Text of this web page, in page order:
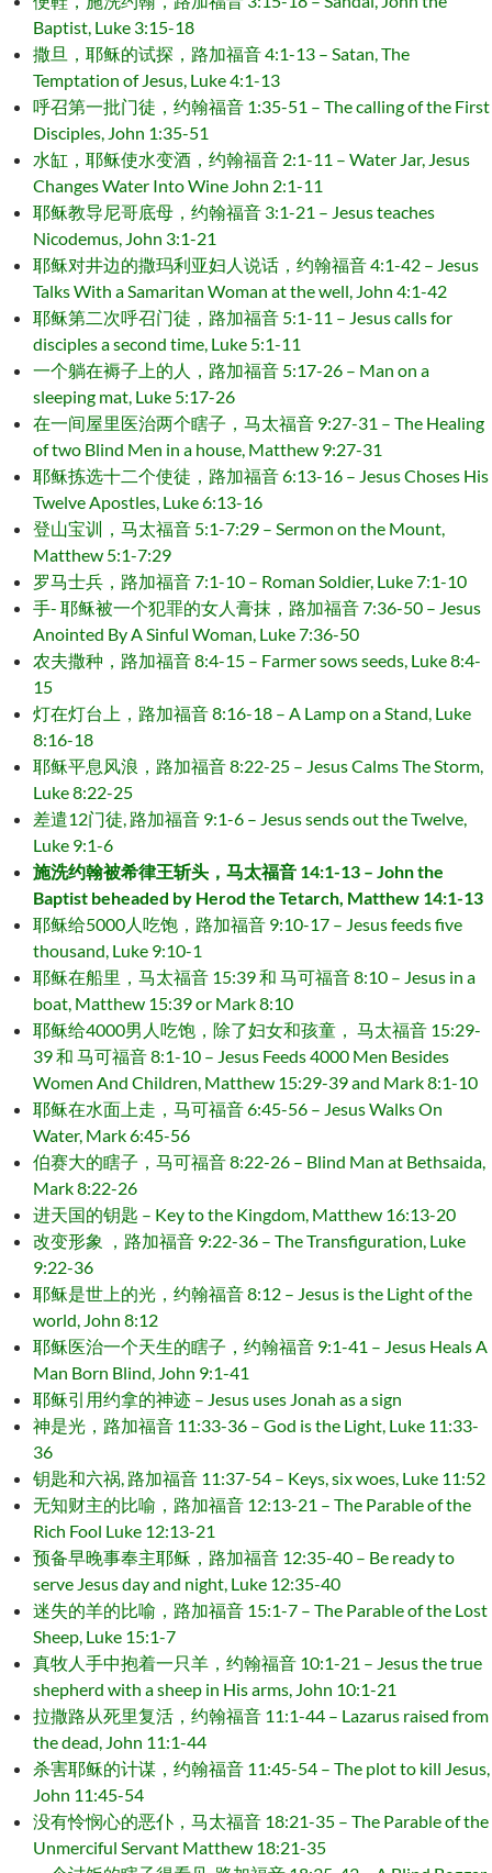
Baptist, Luke 3:15-18
撒旦，耶稣的试探，路加福音 4:1-13 – Satan, The
Temptation of Jesus, Luke 4:1-13
呼召第一批门徒，约翰福音 1:35-51 – The calling of the First
Disciples, John 1:35-51
水缸，耶稣使水变酒，约翰福音 2:1-11 – Water Jar, Jesus
Changes Water Into Wine John 2:1-11
耶稣教导尼哥底母，约翰福音 3:1-21 – Jesus teaches
Nicodemus, John 3:1-21
耶稣对井边的撒玛利亚妇人说话，约翰福音 4:1-42 – Jesus
Talks With a Samaritan Woman at the well, John 4:1-42
耶稣第二次呼召门徒，路加福音 5:1-11 – Jesus calls for
disciples a second time, Luke 5:1-11
一个躺在褥子上的人，路加福音 5:17-26 – Man on a
sleeping mat, Luke 5:17-26
在一间屋里医治两个瞎子，马太福音 9:27-31 – The Healing
of two Blind Men in a house, Matthew 9:27-31
耶稣拣选十二个使徒，路加福音 6:13-16 – Jesus Choses His
Twelve Apostles, Luke 6:13-16
登山宝训，马太福音 5:1-7:29 – Sermon on the Mount,
Matthew 5:1-7:29
罗马士兵，路加福音 7:1-10 – Roman Soldier, Luke 7:1-10
手- 耶稣被一个犯罪的女人膏抹，路加福音 7:36-50 – Jesus
Anointed By A Sinful Woman, Luke 7:36-50
农夫撒种，路加福音 8:4-15 – Farmer sows seeds, Luke 8:4-
15
灯在灯台上，路加福音 8:16-18 – A Lamp on a Stand, Luke
8:16-18
耶稣平息风浪，路加福音 8:22-25 – Jesus Calms The Storm,
Luke 8:22-25
差遣12门徒, 路加福音 9:1-6 – Jesus sends out the Twelve,
Luke 9:1-6
施洗约翰被希律王斩头，马太福音 14:1-13 – John the
Baptist beheaded by Herod the Tetarch, Matthew 14:1-13
耶稣给5000人吃饱，路加福音 9:10-17 – Jesus feeds five
thousand, Luke 9:10-1
耶稣在船里，马太福音 15:39 和 马可福音 8:10 – Jesus in a
boat, Matthew 15:39 or Mark 8:10
耶稣给4000男人吃饱，除了妇女和孩童， 马太福音 15:29-
39 和 马可福音 8:1-10 – Jesus Feeds 4000 Men Besides
Women And Children, Matthew 15:29-39 and Mark 8:1-10
耶稣在水面上走，马可福音 6:45-56 – Jesus Walks On
Water, Mark 6:45-56
伯赛大的瞎子，马可福音 8:22-26 – Blind Man at Bethsaida,
Mark 8:22-26
进天国的钥匙 – Key to the Kingdom, Matthew 16:13-20
改变形象 ，路加福音 9:22-36 – The Transfiguration, Luke
9:22-36
耶稣是世上的光，约翰福音 8:12 – Jesus is the Light of the
world, John 8:12
耶稣医治一个天生的瞎子，约翰福音 9:1-41 – Jesus Heals A
Man Born Blind, John 9:1-41
耶稣引用约拿的神迹 – Jesus uses Jonah as a sign
神是光，路加福音 11:33-36 – God is the Light, Luke 11:33-
36
钥匙和六祸, 路加福音 11:37-54 – Keys, six woes, Luke 11:52
无知财主的比喻，路加福音 12:13-21 – The Parable of the
Rich Fool Luke 12:13-21
预备早晚事奉主耶稣，路加福音 12:35-40 – Be ready to
serve Jesus day and night, Luke 12:35-40
迷失的羊的比喻，路加福音 15:1-7 – The Parable of the Lost
Sheep, Luke 15:1-7
真牧人手中抱着一只羊，约翰福音 10:1-21 – Jesus the true
shepherd with a sheep in His arms, John 10:1-21
拉撒路从死里复活，约翰福音 11:1-44 – Lazarus raised from
the dead, John 11:1-44
杀害耶稣的计谋，约翰福音 11:45-54 – The plot to kill Jesus,
John 11:45-54
没有怜悯心的恶仆，马太福音 18:21-35 – The Parable of the
Unmerciful Servant Matthew 18:21-35